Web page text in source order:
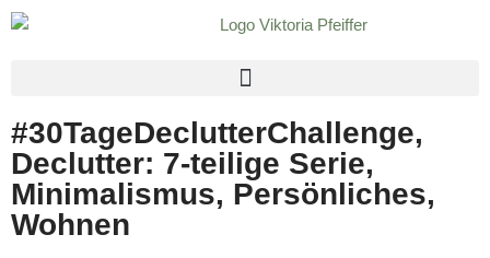
#30TageDeclutterChallenge,
Declutter: 7-teilige Serie,
Minimalismus, Persönliches,
Wohnen